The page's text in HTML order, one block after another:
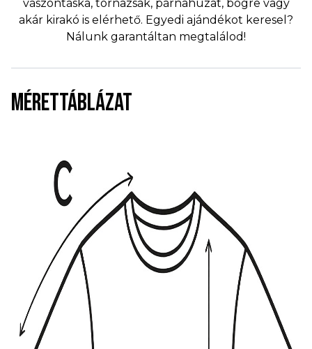
vászontáska, tornazsák, párnahuzat, bögre vagy
akár kirakó is elérhető. Egyedi ajándékot keresel?
Nálunk garantáltan megtalálod!
MÉRETTÁBLÁZAT